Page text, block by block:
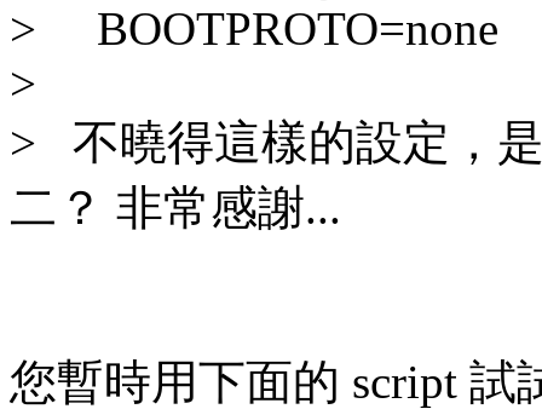
> BOOTPROTO=none
>
> 不曉得這樣的設定，
二？ 非常感謝...
您暫時用下面的 script